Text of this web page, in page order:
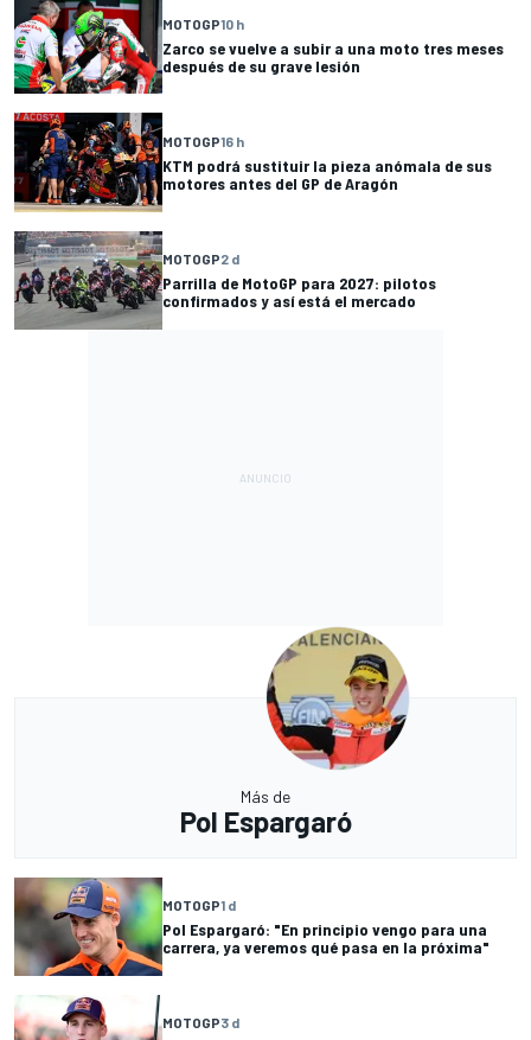
MOTOGP10 h
Zarco se vuelve a subir a una moto tres meses
después de su grave lesión
MOTOGP16 h
KTM podrá sustituir la pieza anómala de sus
motores antes del GP de Aragón
MOTOGP2 d
Parrilla de MotoGP para 2027: pilotos
confirmados y así está el mercado
Más de
Pol Espargaró
MOTOGP1 d
Pol Espargaró: "En principio vengo para una
carrera, ya veremos qué pasa en la próxima"
MOTOGP3 d